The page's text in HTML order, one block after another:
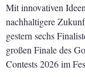
Mit innovativen
nachhaltigere
gestern sechs
großen Finale des
Contests 2026 im